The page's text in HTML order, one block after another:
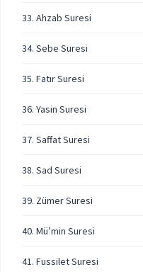
33. Ahzab Suresi
34. Sebe Suresi
35. Fatır Suresi
36. Yasin Suresi
37. Saffat Suresi
38. Sad Suresi
39. Zümer Suresi
40. Mü’min Suresi
41. Fussilet Suresi